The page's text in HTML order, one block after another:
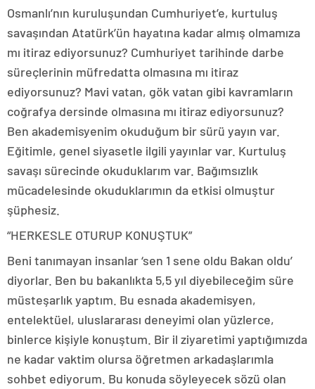
Osmanlı’nın kuruluşundan Cumhuriyet’e, kurtuluş
savaşından Atatürk’ün hayatına kadar almış olmamıza
mı itiraz ediyorsunuz? Cumhuriyet tarihinde darbe
süreçlerinin müfredatta olmasına mı itiraz
ediyorsunuz? Mavi vatan, gök vatan gibi kavramların
coğrafya dersinde olmasına mı itiraz ediyorsunuz?
Ben akademisyenim okuduğum bir sürü yayın var.
Eğitimle, genel siyasetle ilgili yayınlar var. Kurtuluş
savaşı sürecinde okuduklarım var. Bağımsızlık
mücadelesinde okuduklarımın da etkisi olmuştur
şüphesiz.
“HERKESLE OTURUP KONUŞTUK”
Beni tanımayan insanlar ‘sen 1 sene oldu Bakan oldu’
diyorlar. Ben bu bakanlıkta 5,5 yıl diyebileceğim süre
müsteşarlık yaptım. Bu esnada akademisyen,
entelektüel, uluslararası deneyimi olan yüzlerce,
binlerce kişiyle konuştum. Bir il ziyaretimi yaptığımızda
ne kadar vaktim olursa öğretmen arkadaşlarımla
sohbet ediyorum. Bu konuda söyleyecek sözü olan